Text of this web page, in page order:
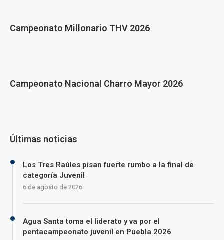
Campeonato Millonario THV 2026
Campeonato Nacional Charro Mayor 2026
Últimas noticias
Los Tres Raúles pisan fuerte rumbo a la final de
categoría Juvenil
6 de agosto de 2026
Agua Santa toma el liderato y va por el
pentacampeonato juvenil en Puebla 2026